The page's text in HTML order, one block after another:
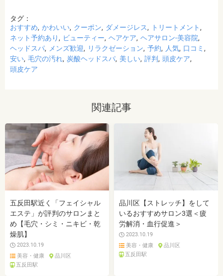
タグ：
おすすめ かわいい クーポン ダメージレス
トリートメント
ネット予約あり
ビューティー ヘアケア ヘアサロン-美容院
ヘッドスパ
メンズ歓迎 リラクゼーション 予約 人気 口コミ
安い 毛穴の汚れ 炭酸ヘッドスパ 美しい 評判
頭皮ケア
頭皮ケア
関連記事
五反田駅近く「フェイシャル
エステ」が評判のサロンまと
め【毛穴・シミ・ニキビ・乾
燥肌】
2023.10.19
美容・健康
品川区
五反田駅
品川区【ストレッチ】をして
いるおすすめサロン3選＜疲
労解消・血行促進＞
2023.10.19
美容・健康
品川区
五反田駅